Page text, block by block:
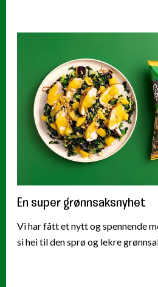
En super grønnsaksnyhet
Vi har fått et nytt og spennende
si hei til den sprø og lekre